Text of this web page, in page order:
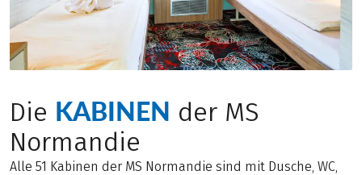
Die KABINEN der MS
Normandie
Alle 51 Kabinen der MS Normandie sind mit Dusche, WC,